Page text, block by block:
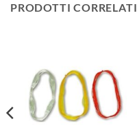
PRODOTTI CORRELATI